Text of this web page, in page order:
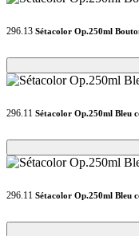
296.13 Sétacolor Op.250ml
Loading...
Loading...
296.11 Sétacolor Op.250ml Bleu
Loading...
Loading...
296.11 Sétacolor Op.250ml Bleu
Loading...
Loading...